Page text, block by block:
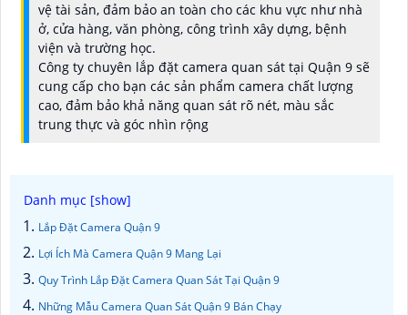
vệ tài sản, đảm bảo an toàn cho các khu vực như nhà
ở, cửa hàng, văn phòng, công trình xây dựng, bệnh
viện và trường học.
Công ty chuyên lắp đặt camera quan sát tại Quận 9 sẽ
cung cấp cho bạn các sản phẩm camera chất lượng
cao, đảm bảo khả năng quan sát rõ nét, màu sắc
trung thực và góc nhìn rộng
Lắp Đặt Camera Quận 9
Lợi Ích Mà Camera Quận 9 Mang Lại
Quy Trình Lắp Đặt Camera Quan Sát Tại Quận 9
Những Mẫu Camera Quan Sát Quận 9 Bán Chạy